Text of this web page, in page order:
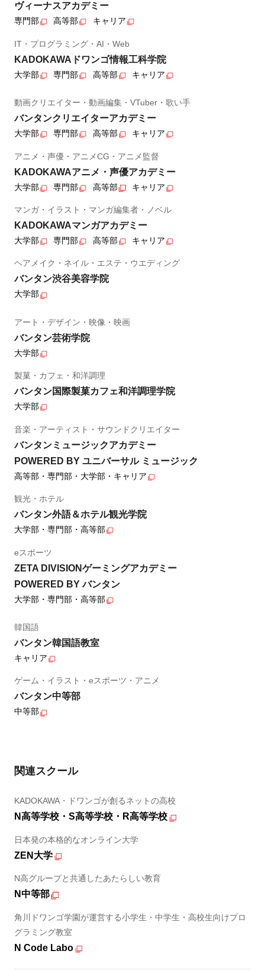
ヴィーナスアカデミー
専門部 高等部 キャリア
IT・プログラミング・AI・Web
KADOKAWAドワンゴ情報工科学院
大学部 専門部 高等部 キャリア
動画クリエイター・動画編集・VTuber・歌い手
バンタンクリエイターアカデミー
大学部 専門部 高等部 キャリア
アニメ・声優・アニメCG・アニメ監督
KADOKAWAアニメ・声優アカデミー
大学部 専門部 高等部 キャリア
マンガ・イラスト・マンガ編集者・ノベル
KADOKAWAマンガアカデミー
大学部 専門部 高等部 キャリア
ヘアメイク・ネイル・エステ・ウエディング
バンタン渋谷美容学院
大学部
アート・デザイン・映像・映画
バンタン芸術学院
大学部
製菓・カフェ・和洋調理
バンタン国際製菓カフェ和洋調理学院
大学部
音楽・アーティスト・サウンドクリエイター
バンタンミュージックアカデミー
POWERED BY ユニバーサル ミュージック
高等部・専門部・大学部・キャリア
観光・ホテル
バンタン外語＆ホテル観光学院
大学部・専門部・高等部
eスポーツ
ZETA DIVISIONゲーミングアカデミー
POWERED BY バンタン
大学部・専門部・高等部
韓国語
バンタン韓国語教室
キャリア
ゲーム・イラスト・eスポーツ・アニメ
バンタン中等部
中等部
関連スクール
KADOKAWA・ドワンゴが創るネットの高校
N高等学校・S高等学校・R高等学校
日本発の本格的なオンライン大学
ZEN大学
N高グループと共通したあたらしい教育
N中等部
角川ドワンゴ学園が運営する小学生・中学生・高校生向けプロ
グラミング教室
N Code Labo